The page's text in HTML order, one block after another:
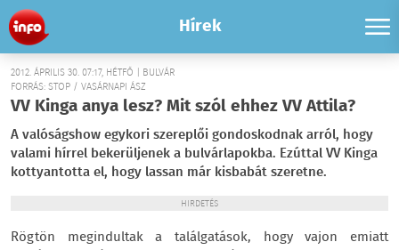
Hírek
2012. ÁPRILIS 30. 07:17, HÉTFŐ | BULVÁR
FORRÁS: STOP / VASÁRNAPI ÁSZ
VV Kinga anya lesz? Mit szól ehhez VV Attila?
A valóságshow egykori szereplői gondoskodnak arról, hogy
valami hírrel bekerüljenek a bulvárlapokba. Ezúttal VV Kinga
kottyantotta el, hogy lassan már kisbabát szeretne.
HIRDETÉS
Rögtön megindultak a találgatások, hogy vajon emiatt